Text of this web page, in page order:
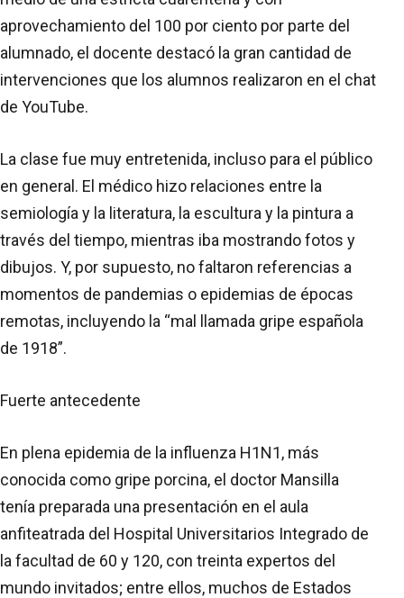
aprovechamiento del 100 por ciento por parte del
alumnado, el docente destacó la gran cantidad de
intervenciones que los alumnos realizaron en el chat
de YouTube.
La clase fue muy entretenida, incluso para el público
en general. El médico hizo relaciones entre la
semiología y la literatura, la escultura y la pintura a
través del tiempo, mientras iba mostrando fotos y
dibujos. Y, por supuesto, no faltaron referencias a
momentos de pandemias o epidemias de épocas
remotas, incluyendo la “mal llamada gripe española
de 1918”.
Fuerte antecedente
En plena epidemia de la influenza H1N1, más
conocida como gripe porcina, el doctor Mansilla
tenía preparada una presentación en el aula
anfiteatrada del Hospital Universitarios Integrado de
la facultad de 60 y 120, con treinta expertos del
mundo invitados; entre ellos, muchos de Estados